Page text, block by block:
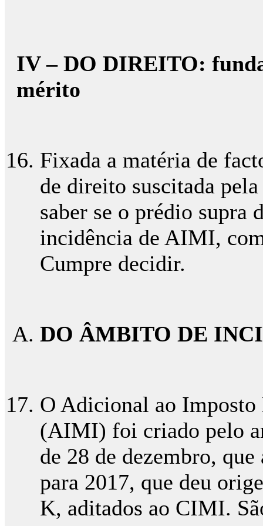
IV – DO DIREITO:
mérito
Fixada a matéria de
de direito suscitada
saber se o prédio supra
incidência de AIMI,
Cumpre decidir.
DO ÂMBITO DE
O Adicional ao
(AIMI) foi criado pelo
de 28 de dezembro,
para 2017, que deu
K, aditados ao CIMI.